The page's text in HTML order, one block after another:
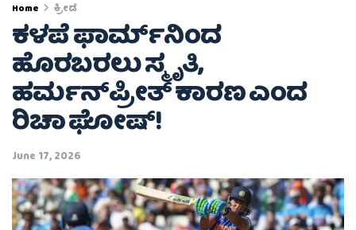
Home ಕ್ರೀಡೆ
ಕಳಪೆ ಫಾರ್ಮ್‌ನಿಂದ
ಹೊರಬರಲು ಸ್ಮೃತಿ,
ಹರ್ಮನ್‌ಪ್ರೀತ್ ಕಾರಣ ಎಂದ
ರಿಚಾ ಘೋಷ್!
June 17, 2026